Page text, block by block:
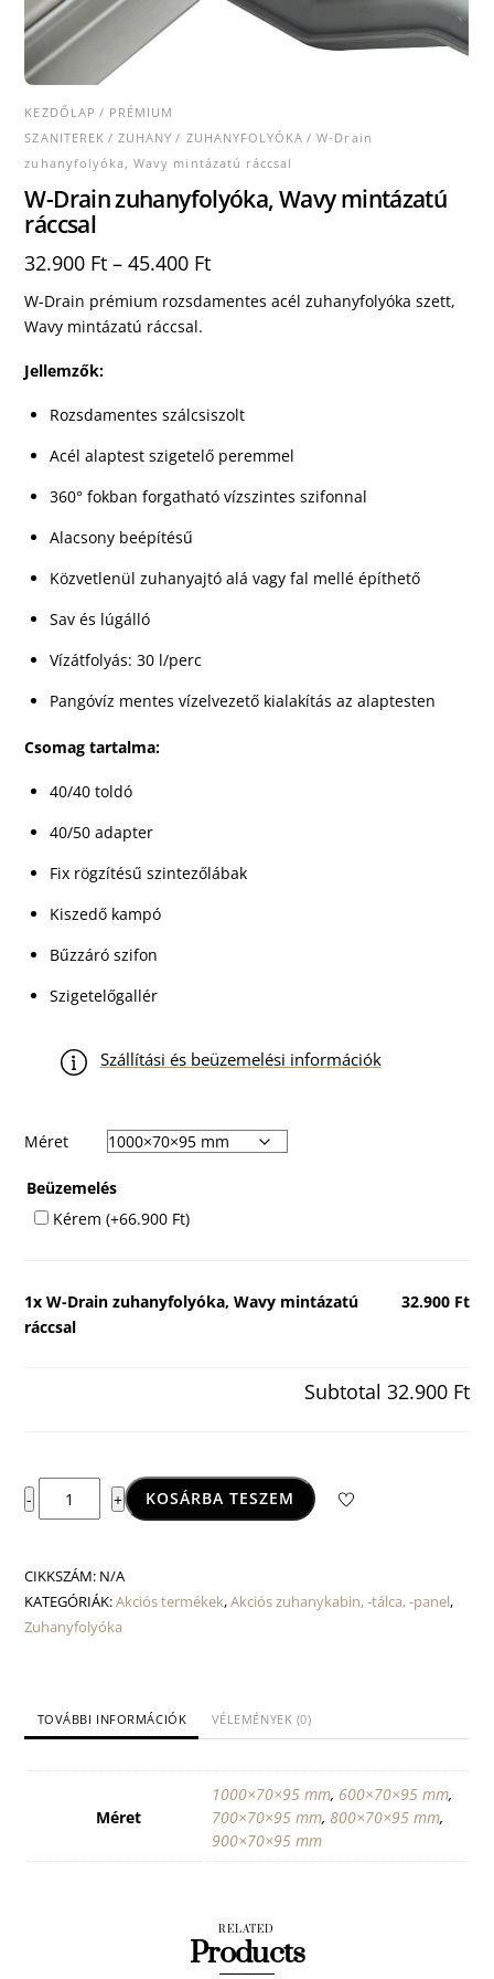
KEZDŐLAP / PRÉMIUM
SZANITEREK /ZUHANY / ZUHANYFOLYÓKA / W-Drain
zuhanyfolyóka, Wavy mintázatú ráccsal
W-Drain zuhanyfolyóka, Wavy mintázatú
ráccsal
32.900 Ft –45.400 Ft
W-Drain prémium rozsdamentes acél zuhanyfolyóka szett,
Wavy mintázatú ráccsal.
Jellemzők:
Rozsdamentes szálcsiszolt
Acél alaptest szigetelő peremmel
360° fokban forgatható vízszintes szifonnal
Alacsony beépítésű
Közvetlenül zuhanyajtó alá vagy fal mellé építhető
Sav és lúgálló
Vízátfolyás: 30 l/perc
Pangóvíz mentes vízelvezető kialakítás az alaptesten
Csomag tartalma:
40/40 toldó
40/50 adapter
Fix rögzítésű szintezőlábak
Kiszedő kampó
Bűzzáró szifon
Szigetelőgallér
Szállítási és beüzemelési információk
Méret
Beüzemelés
Kérem(+66.900 Ft)
1xW-Drain zuhanyfolyóka, Wavy mintázatú
ráccsal
32.900 Ft
Subtotal 32.900 Ft
-
Drain
Wavy
mintázatú
ráccsal
mennyiség
+ KOSÁRBA TESZEM
CIKKSZÁM: N/A
KATEGÓRIÁK:Akciós termékek,Akciós zuhanykabin, -tálca, -panel,
Zuhanyfolyóka
TOVÁBBI INFORMÁCIÓK VÉLEMÉNYEK (0)
Méret
1000×70×95 mm, 600×70×95 mm,
700×70×95 mm,800×70×95 mm,
900×70×95 mm
RELATED
Products